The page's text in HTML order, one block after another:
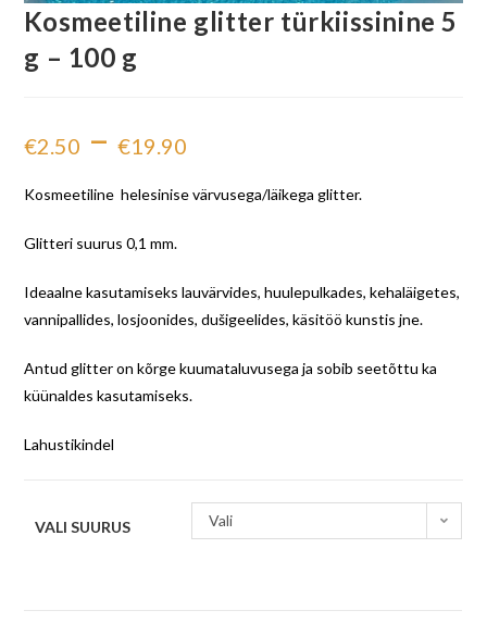
Kosmeetiline glitter türkiissinine 5
g – 100 g
€2.50 – €19.90
Kosmeetiline helesinise värvusega/läikega glitter.
Glitteri suurus 0,1 mm.
Ideaalne kasutamiseks lauvärvides, huulepulkades, kehaläigetes,
vannipallides, losjoonides, dušigeelides, käsitöö kunstis jne.
Antud glitter on kõrge kuumataluvusega ja sobib seetõttu ka
küünaldes kasutamiseks.
Lahustikindel
VALI SUURUS Vali